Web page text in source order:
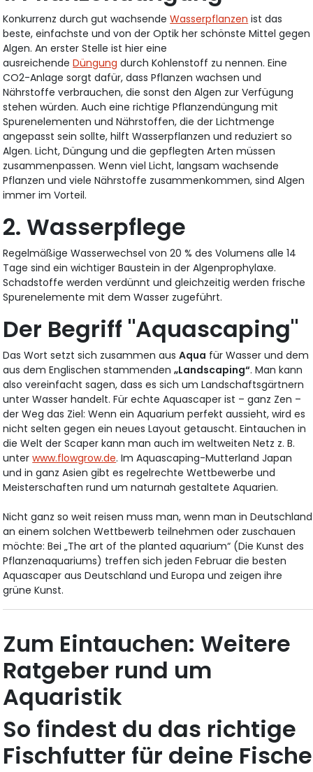
Konkurrenz durch gut wachsendeWasserpflanzen ist das
beste, einfachste und von der Optik her schönste Mittel gegen
Algen. An erster Stelle ist hier eine
ausreichendeDüngung durch Kohlenstoff zu nennen. Eine
CO2-Anlage sorgt dafür, dass Pflanzen wachsen und
Nährstoffe verbrauchen, die sonst den Algen zur Verfügung
stehen würden. Auch eine richtige Pflanzendüngung mit
Spurenelementen und Nährstoffen, die der Lichtmenge
angepasst sein sollte, hilft Wasserpflanzen und reduziert so
Algen. Licht, Düngung und die gepflegten Arten müssen
zusammenpassen. Wenn viel Licht, langsam wachsende
Pflanzen und viele Nährstoffe zusammenkommen, sind Algen
immer im Vorteil.
2. Wasserpflege
Regelmäßige Wasserwechsel von 20 % des Volumens alle 14
Tage sind ein wichtiger Baustein in der Algenprophylaxe.
Schadstoffe werden verdünnt und gleichzeitig werden frische
Spurenelemente mit dem Wasser zugeführt.
Der Begriff "Aquascaping"
Das Wort setzt sich zusammen ausAqua für Wasser und dem
aus dem Englischen stammenden„Landscaping“. Man kann
also vereinfacht sagen, dass es sich um Landschaftsgärtnern
unter Wasser handelt. Für echte Aquascaper ist – ganz Zen –
der Weg das Ziel: Wenn ein Aquarium perfekt aussieht, wird es
nicht selten gegen ein neues Layout getauscht. Eintauchen in
die Welt der Scaper kann man auch im weltweiten Netz z. B.
unterwww.flowgrow.de. Im Aquascaping-Mutterland Japan
und in ganz Asien gibt es regelrechte Wettbewerbe und
Meisterschaften rund um naturnah gestaltete Aquarien.
Nicht ganz so weit reisen muss man, wenn man in Deutschland
an einem solchen Wettbewerb teilnehmen oder zuschauen
möchte: Bei „The art of the planted aquarium“ (Die Kunst des
Pflanzenaquariums) treffen sich jeden Februar die besten
Aquascaper aus Deutschland und Europa und zeigen ihre
grüne Kunst.
Zum Eintauchen: Weitere
Ratgeber rund um
Aquaristik
So findest du das richtige
Fischfutter für deine Fische